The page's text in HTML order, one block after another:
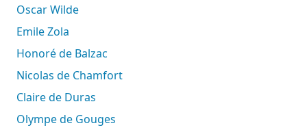
Oscar Wilde
Emile Zola
Honoré de Balzac
Nicolas de Chamfort
Claire de Duras
Olympe de Gouges